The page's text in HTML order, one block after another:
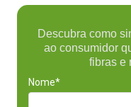
Descubra como
ao consumidor
fibras e
Nome*